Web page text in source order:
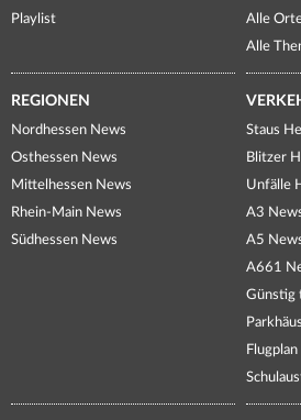
Playlist
Alle
Alle
REGIONEN
Nordhessen News
Osthessen News
Mittelhessen News
Rhein-Main News
Südhessen News
Staus
Blitzer
Unfälle
A3
A5
A661
Günstig